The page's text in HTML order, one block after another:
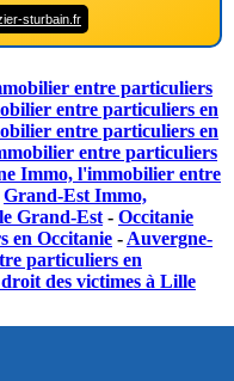
sturbain.fr
entre particuliers
entre particuliers en
entre particuliers en
entre particuliers
Immo, l'immobilier entre
Grand-Est Immo,
Grand-Est - Occitanie
en Occitanie - Auvergne-
particuliers en
des victimes à Lille